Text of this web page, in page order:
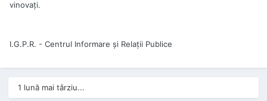
vinovaţi.
I.G.P.R. - Centrul Informare și Relații Publice
1 lună mai târziu...